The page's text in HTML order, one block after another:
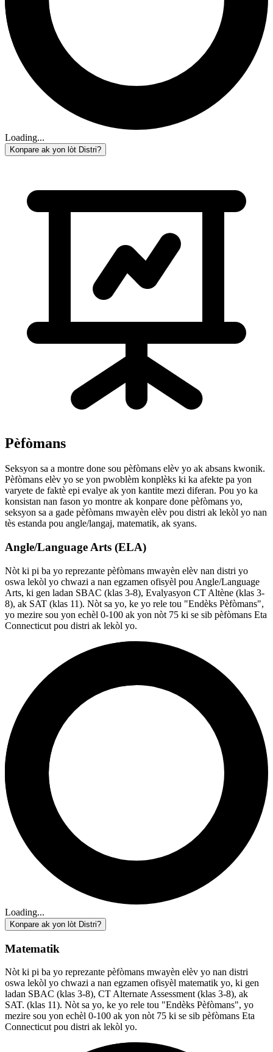
Loading...
Konpare ak yon lòt Distri?
Pèfòmans
Seksyon sa a montre done sou pèfòmans elèv yo ak absans kwonik.
Pèfòmans elèv yo se yon pwoblèm konplèks ki ka afekte pa yon
varyete de faktè epi evalye ak yon kantite mezi diferan. Pou yo ka
konsistan nan fason yo montre ak konpare done pèfòmans yo,
seksyon sa a gade pèfòmans mwayèn elèv pou distri ak lekòl yo nan
tès estanda pou angle/langaj, matematik, ak syans.
Angle/Language Arts (ELA)
Nòt ki pi ba yo reprezante pèfòmans mwayèn elèv nan distri yo
oswa lekòl yo chwazi a nan egzamen ofisyèl pou Angle/Language
Arts, ki gen ladan SBAC (klas 3-8), Evalyasyon CT Altène (klas 3-
8), ak SAT (klas 11). Nòt sa yo, ke yo rele tou "Endèks Pèfòmans",
yo mezire sou yon echèl 0-100 ak yon nòt 75 ki se sib pèfòmans Eta
Connecticut pou distri ak lekòl yo.
Loading...
Konpare ak yon lòt Distri?
Matematik
Nòt ki pi ba yo reprezante pèfòmans mwayèn elèv yo nan distri
oswa lekòl yo chwazi a nan egzamen ofisyèl matematik yo, ki gen
ladan SBAC (klas 3-8), CT Alternate Assessment (klas 3-8), ak
SAT. (klas 11). Nòt sa yo, ke yo rele tou "Endèks Pèfòmans", yo
mezire sou yon echèl 0-100 ak yon nòt 75 ki se sib pèfòmans Eta
Connecticut pou distri ak lekòl yo.